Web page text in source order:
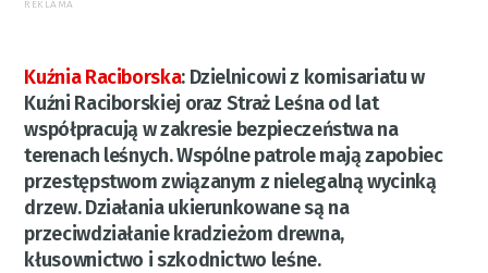
REKLAMA
Kuźnia Raciborska: Dzielnicowi z komisariatu w
Kuźni Raciborskiej oraz Straż Leśna od lat
współpracują w zakresie bezpieczeństwa na
terenach leśnych. Wspólne patrole mają zapobiec
przestępstwom związanym z nielegalną wycinką
drzew. Działania ukierunkowane są na
przeciwdziałanie kradzieżom drewna,
kłusownictwo i szkodnictwo leśne.